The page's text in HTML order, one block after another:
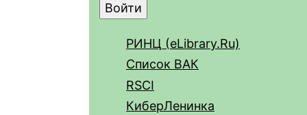
РИНЦ (eLibrary.Ru)
Список ВАК
RSCI
КиберЛенинка